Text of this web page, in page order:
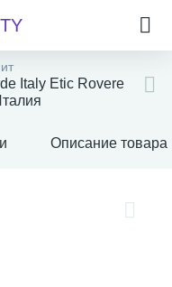
Italy Etic Rovere
Описание товара